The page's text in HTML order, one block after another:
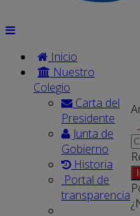
Inicio
Nuestro
Colegio
Carta del
Presidente
Junta de
Gobierno
Historia
Portal de
transparencia